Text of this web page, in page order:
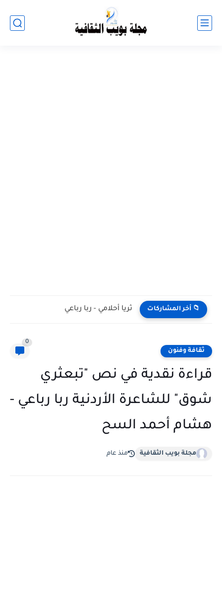
📁 أخر المشاركات ثريا أحلامي - ربا رباعي
ثقافة وفنون
0
قراءة نقدية في نص "تبعثري
شوق" للشاعرة الأردنية ربا رباعي -
هشام أحمد السح
مجلة بويب الثقافية منذ عام